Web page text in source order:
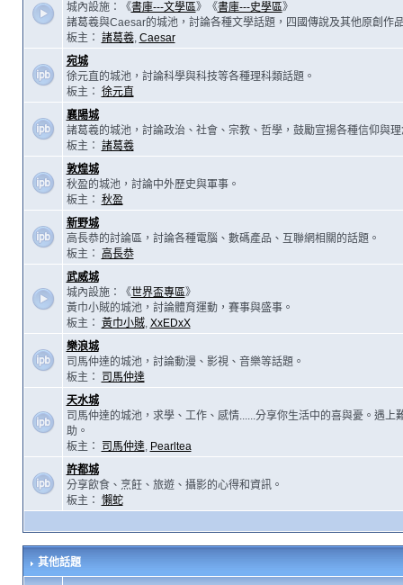
城內設施：《書庫---文學區》《書庫---史學區》
諸葛羲與Caesar的城池，討論各種文學話題，四國傳說及其他原創作
板主： 諸葛羲, Caesar
宛城
徐元直的城池，討論科學與科技等各種理科類話題。
板主： 徐元直
襄陽城
諸葛羲的城池，討論政治、社會、宗教、哲學，鼓勵宣揚各種信仰與理
板主： 諸葛羲
敦煌城
秋盈的城池，討論中外歷史與軍事。
板主： 秋盈
新野城
高長恭的討論區，討論各種電腦、數碼產品、互聯網相關的話題。
板主：
高長恭
武威城
城內設施：《世界盃專區》
黃巾小賊的城池，討論體育運動，賽事與盛事。
板主： 黃巾小賊, XxEDxX
樂浪城
司馬仲達的城池，討論動漫、影視、音樂等話題。
板主：
司馬仲達
天水城
司馬仲達的城池，求學、工作、感情......分享你生活中的喜與憂。遇上
助。
板主：
司馬仲達, Pearltea
許都城
分享飲食、烹飪、旅遊、攝影的心得和資訊。
板主： 懶蛇
其他話題